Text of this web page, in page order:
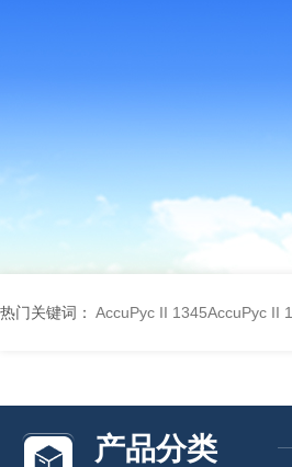
热门关键词： AccuPyc II 1345AccuPyc II
产品分类